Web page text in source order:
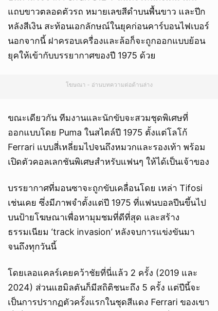
แถบขาวตลอดตัวรถ หมายเลขสีดำบนพื้นขาว และปีก
หลังสีเงิน สะท้อนเอกลักษณ์ในยุคก่อนคาร์บอนไฟเบอร์
นอกจากนี้ ฝาครอบเครื่องและล้อก็จะถูกออกแบบย้อน
ยุคให้เข้ากับบรรยากาศของปี 1975 ด้วย
โฆษณา - อ่านบทความต่อด้านล่าง
ขณะเดียวกัน ทีมงานและนักขับจะสวมชุดพิเศษที่
ออกแบบโดย Puma ในสไตล์ปี 1975 ตั้งแต่โลโก้
Ferrari แบบสี่เหลี่ยมไปจนถึงหมวกและรองเท้า พร้อม
เปิดตัวคอลเลกชันพิเศษสำหรับแฟนๆ ให้ได้เป็นเจ้าของ
บรรยากาศที่มอนซาจะถูกขับเคลื่อนโดย เหล่า Tifosi
เช่นเคย ซึ่งมีภาพจำตั้งแต่ปี 1975 ที่แฟนบอลปีนขึ้นไป
บนป้ายโฆษณาเพื่อหามุมชมที่ดีที่สุด และสร้าง
ธรรมเนียม ‘track invasion’ หลังจบการแข่งขันมา
จนถึงทุกวันนี้
โดยเลอแคลร์เคยคว้าชัยที่นี่แล้ว 2 ครั้ง (2019 และ
2024) ส่วนแฮมิลตันก็มีสถิติชนะถึง 5 ครั้ง แต่ปีนี้จะ
เป็นการปรากฏตัวครั้งแรกในชุดสีแดง Ferrari ของเขา